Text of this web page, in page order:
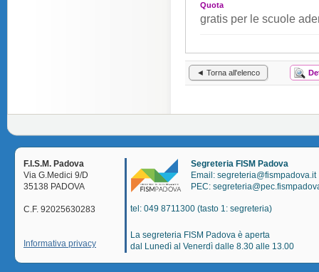
Quota
gratis per le scuole
◄ Torna all'elenco
F.I.S.M. Padova
Via G.Medici 9/D
35138 PADOVA
C.F. 92025630283
Informativa privacy
Segreteria FISM Padova
Email: segreteria@fismpadova.it
PEC:
tel: 049 8711300 (tasto 1: segreteria)
La segreteria FISM Padova è aperta
dal Lunedì al Venerdì dalle 8.30 alle 13.00